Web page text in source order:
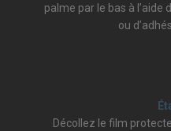
palme par le bas à l’aide
ou
Décollez le film